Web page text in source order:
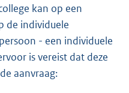
kan op een
de individuele
- een individuele
is vereist dat deze
aanvraag: